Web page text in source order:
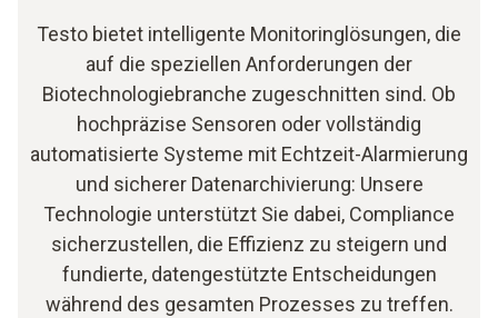
Testo bietet intelligente Monitoringlösungen, die
auf die speziellen Anforderungen der
Biotechnologiebranche zugeschnitten sind. Ob
hochpräzise Sensoren oder vollständig
automatisierte Systeme mit Echtzeit-Alarmierung
und sicherer Datenarchivierung: Unsere
Technologie unterstützt Sie dabei, Compliance
sicherzustellen, die Effizienz zu steigern und
fundierte, datengestützte Entscheidungen
während des gesamten Prozesses zu treffen.